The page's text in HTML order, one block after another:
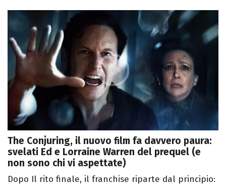
The Conjuring, il nuovo film fa davvero paura:
svelati Ed e Lorraine Warren del prequel (e
non sono chi vi aspettate)
Dopo Il rito finale, il franchise riparte dal principio: